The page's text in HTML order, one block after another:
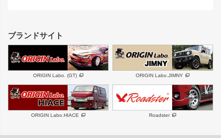
GS350
SC
スバル 三菱
デリカ D:5
軽自動車 汎用
ボンネット
フェンダー
サイドパーツ
リアゲート
メンテナンスパーツ
ハイエースパーツ
ホイール
DAYTONA-RS
DAYTONA-RS NEO
エアロシリーズ
ブランドサイト
ORIGIN Labo. (GT) ORIGIN Labo.JIMNY
ORIGIN Labo.HIACE Roadster